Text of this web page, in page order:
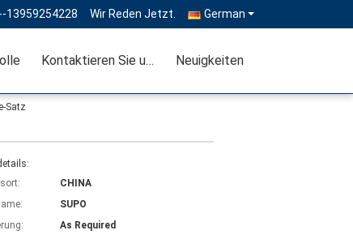
13959254228 Wir Reden Jetzt. German
Kontaktieren Sie uns Neuigkeiten
Satz
CHINA
SUPO
As Required